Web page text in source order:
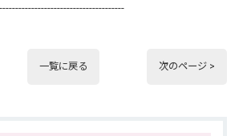
一覧に戻る 次のページ >